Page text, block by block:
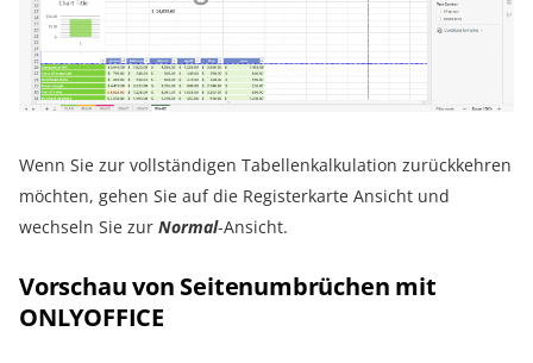
Wenn Sie zur vollständigen Tabellenkalkulation zurückkehren
möchten, gehen Sie auf die Registerkarte Ansicht und
wechseln Sie zur Normal-Ansicht.
Vorschau von Seitenumbrüchen mit
ONLYOFFICE